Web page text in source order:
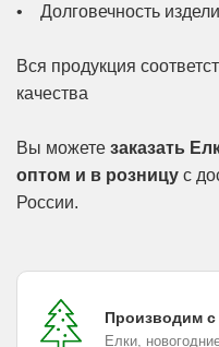
• Долговечность
Вся продукция
качества
Вы можете заказать
оптом и в розницу с
России.
Производим с
Елки,